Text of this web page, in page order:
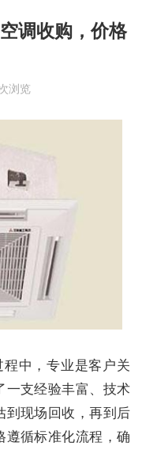
调收购，价格
浏览
中，专业是客户关
一支经验丰富、技术
到现场回收，再到后
遵循标准化流程，确